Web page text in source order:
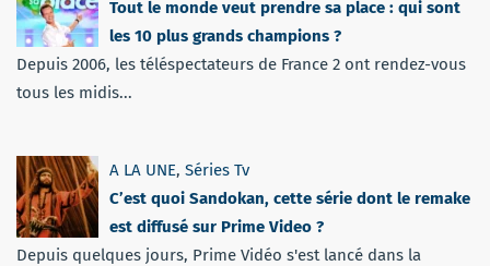
Tout le monde veut prendre sa place : qui sont
les 10 plus grands champions ?
Depuis 2006, les téléspectateurs de France 2 ont rendez-vous
tous les midis...
A LA UNE, Séries Tv
C’est quoi Sandokan, cette série dont le remake
est diffusé sur Prime Video ?
Depuis quelques jours, Prime Vidéo s'est lancé dans la